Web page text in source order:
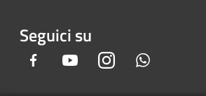
Seguici su
Facebook YoutubeInstagram